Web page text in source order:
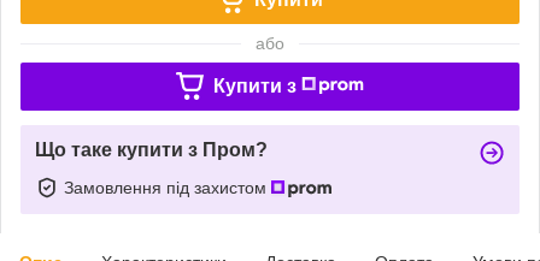
або
Купити з
Що таке купити з Пром?
Замовлення під захистом